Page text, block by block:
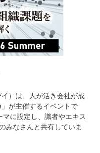
）は、人が活き会社が成
が主催するイベントで
に設定し、識者やエキス
みなさんと共有していま